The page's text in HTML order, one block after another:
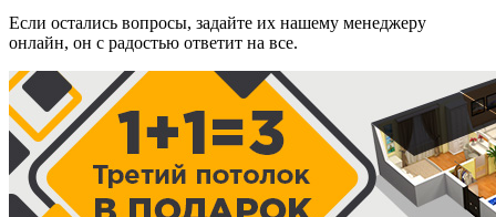
Если остались вопросы, задайте их нашему менеджеру
онлайн, он с радостью ответит на все.